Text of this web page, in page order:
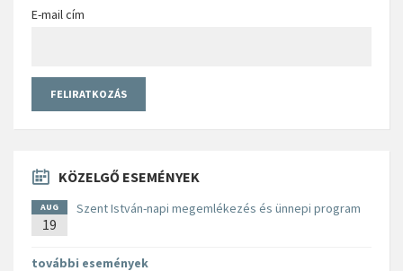
E-mail cím
KÖZELGŐ ESEMÉNYEK
AUG
19
Szent István-napi megemlékezés és ünnepi program
további események